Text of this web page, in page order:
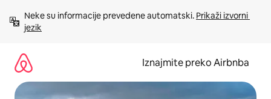
sadržaj
Neke su informacije prevedene automatski. Prikaži izvorni
jezik
Iznajmite preko Airbnba